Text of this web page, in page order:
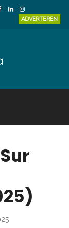
ADVERTEREN